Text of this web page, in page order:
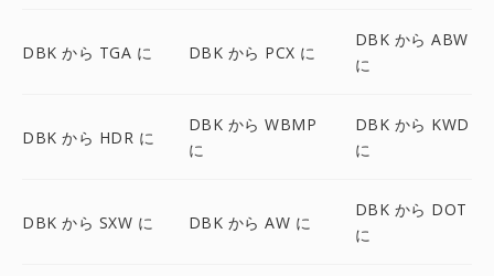
DBK から TGA に DBK から PCX に
DBK から ABW
に
DBK から HDR に
DBK から WBMP
に
DBK から KWD
に
DBK から SXW に DBK から AW に
DBK から DOT
に